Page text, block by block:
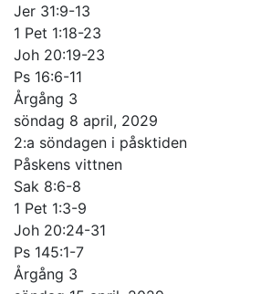
Jer 31:9-13
1 Pet 1:18-23
Joh 20:19-23
Ps 16:6-11
Årgång 3
söndag 8 april, 2029
2:a söndagen i påsktiden
Påskens vittnen
Sak 8:6-8
1 Pet 1:3-9
Joh 20:24-31
Ps 145:1-7
Årgång 3